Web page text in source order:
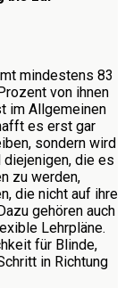
mindestens 83
von ihnen
im Allgemeinen
es erst gar
sondern wird
die es
zu werden,
die nicht auf ihre
gehören auch
Lehrpläne.
für Blinde,
in Richtung